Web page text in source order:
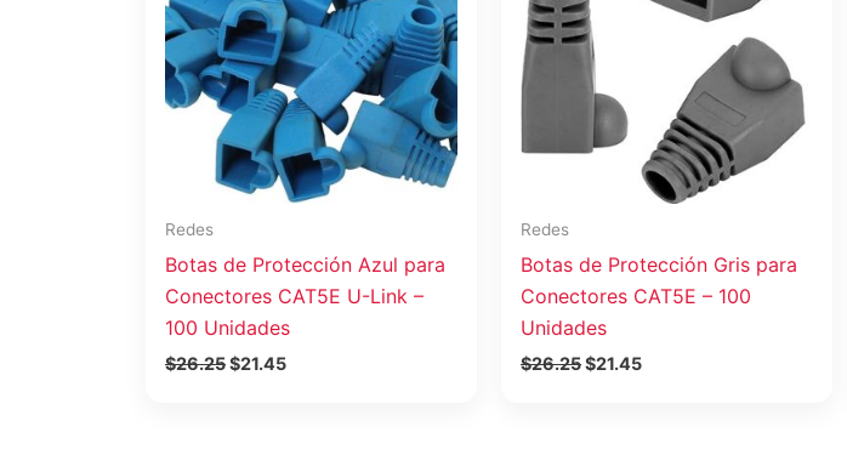
Redes
Botas de Protección Azul para
Conectores CAT5E U-Link –
100 Unidades
$26.25$21.45
Redes
Botas de Protección Gris para
Conectores CAT5E – 100
Unidades
$26.25$21.45